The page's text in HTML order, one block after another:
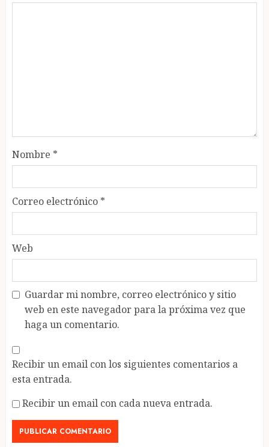
Nombre *
Correo electrónico *
Web
Guardar mi nombre, correo electrónico y sitio
web en este navegador para la próxima vez que
haga un comentario.
Recibir un email con los siguientes comentarios a
esta entrada.
Recibir un email con cada nueva entrada.